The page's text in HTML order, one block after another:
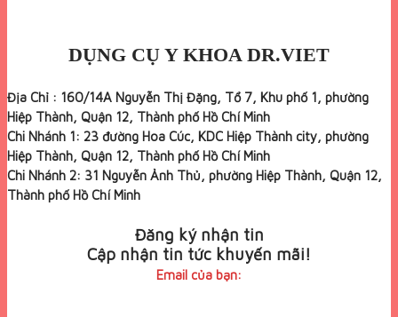
DỤNG CỤ Y KHOA DR.VIET
Địa Chỉ : 160/14A Nguyễn Thị Đặng, Tổ 7, Khu phố 1, phường
Hiệp Thành, Quận 12, Thành phố Hồ Chí Minh
Chi Nhánh 1: 23 đường Hoa Cúc, KDC Hiệp Thành city, phường
Hiệp Thành, Quận 12, Thành phố Hồ Chí Minh
Chi Nhánh 2: 31 Nguyễn Ảnh Thủ, phường Hiệp Thành, Quận 12,
Thành phố Hồ Chí Minh
Đăng ký nhận tin
Cập nhận tin tức khuyến mãi!
Email của bạn: